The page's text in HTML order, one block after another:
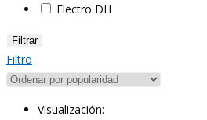
Electro DH
Filtrar
Filtro
Visualización: